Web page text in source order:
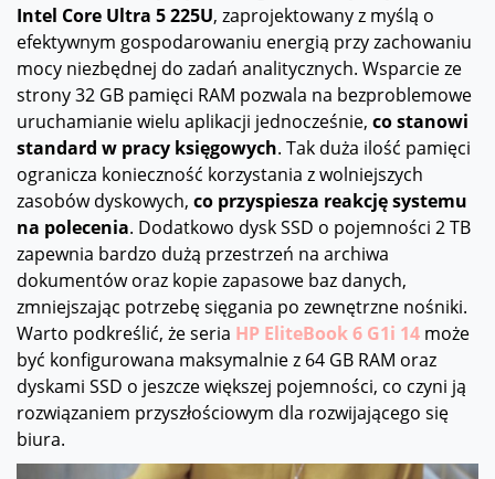
Intel Core Ultra 5 225U, zaprojektowany z myślą o
efektywnym gospodarowaniu energią przy zachowaniu
mocy niezbędnej do zadań analitycznych. Wsparcie ze
strony 32 GB pamięci RAM pozwala na bezproblemowe
uruchamianie wielu aplikacji jednocześnie, co stanowi
standard w pracy księgowych. Tak duża ilość pamięci
ogranicza konieczność korzystania z wolniejszych
zasobów dyskowych, co przyspiesza reakcję systemu
na polecenia. Dodatkowo dysk SSD o pojemności 2 TB
zapewnia bardzo dużą przestrzeń na archiwa
dokumentów oraz kopie zapasowe baz danych,
zmniejszając potrzebę sięgania po zewnętrzne nośniki.
Warto podkreślić, że seria HP EliteBook 6 G1i 14 może
być konfigurowana maksymalnie z 64 GB RAM oraz
dyskami SSD o jeszcze większej pojemności, co czyni ją
rozwiązaniem przyszłościowym dla rozwijającego się
biura.